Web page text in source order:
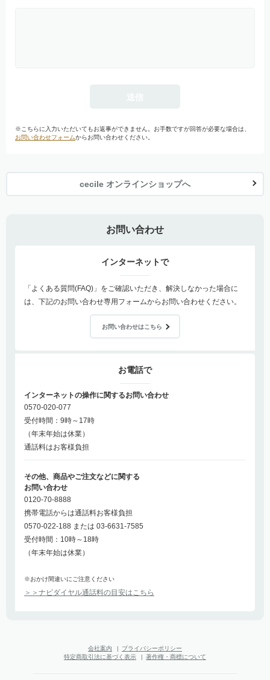
※こちらに入力いただいてもお返事ができません。お手数ですが回答が必要な場合は、
お問い合わせフォームからお問い合わせください。
cecile オンラインショップへ
お問い合わせ
インターネットで
「よくある質問(FAQ)」をご確認いただき、解決しなかった場合に
は、下記のお問い合わせ専用フォームからお問い合わせください。
お問い合わせはこちら
お電話で
インターネットの操作に関するお問い合わせ
0570-020-077
受付時間：9時～17時
（年末年始は休業）
通話料はお客様負担
その他、商品やご注文などに関する
お問い合わせ
0120-70-8888
携帯電話からは通話料お客様負担
0570-022-188 または 03-6631-7585
受付時間：10時～18時
（年末年始は休業）
※おかけ間違いにご注意ください
＞＞ナビダイヤル通話料の目安はこちら
会社案内 |
プライバシーポリシー
特定商取引法に基づく表示
| 著作権・商標について